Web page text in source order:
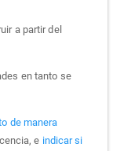
a partir del
en tanto se
de manera
e indicar si